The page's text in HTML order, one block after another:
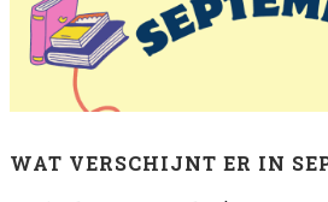
WAT VERSCHIJNT ER IN